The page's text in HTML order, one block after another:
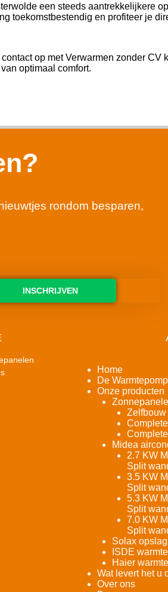
een steeds aantrekkelijkere
toekomstbestendig en profiteer je
op met Verwarmen zonder CV
optimaal comfort.
rondom besparen,
INSCHRIJVEN
Home
De Warmtepomp
Onze producten
Zelfbouw
Midea
2.7 KW
Split
3.5 KW
Split
5.3 KW
Split
7.0 KW
Split
Solax
ISDE
Haier
Wat levert het u
Over ons